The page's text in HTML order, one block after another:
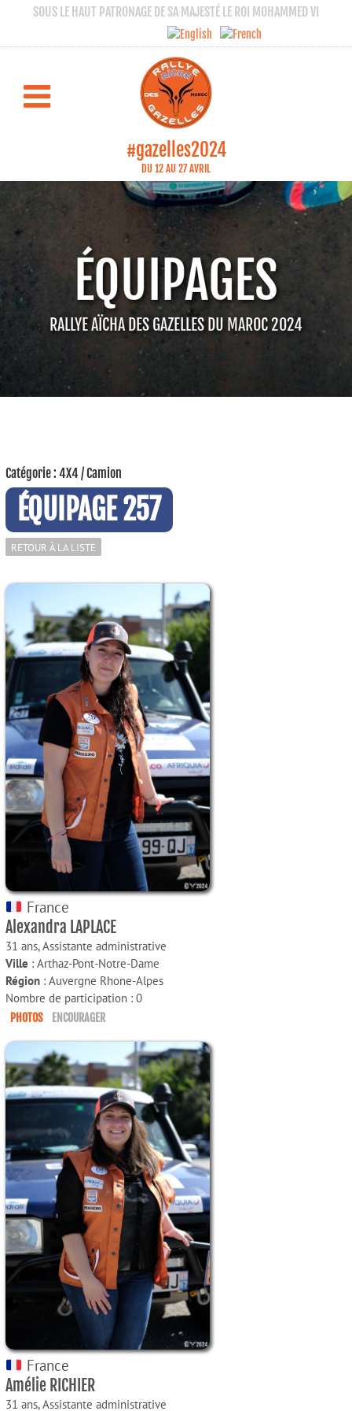
SOUS LE HAUT PATRONAGE DE SA MAJESTÉ LE ROI MOHAMMED VI
#gazelles2024
DU 12 AU 27 AVRIL
ÉQUIPAGES
RALLYE AÏCHA DES GAZELLES DU MAROC 2024
Catégorie : 4X4 / Camion
ÉQUIPAGE 257
RETOUR À LA LISTE
France
Alexandra LAPLACE
31 ans,Assistante administrative
Ville : Arthaz-Pont-Notre-Dame
Région : Auvergne Rhone-Alpes
Nombre de participation : 0
PHOTOS ENCOURAGER
France
Amélie RICHIER
31 ans,Assistante administrative